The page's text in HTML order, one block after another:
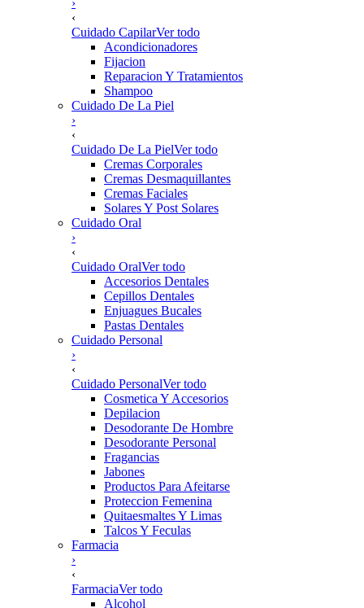
›
‹
Cuidado CapilarVer todo
Acondicionadores
Fijacion
Reparacion Y Tratamientos
Shampoo
Cuidado De La Piel
›
‹
Cuidado De La PielVer todo
Cremas Corporales
Cremas Desmaquillantes
Cremas Faciales
Solares Y Post Solares
Cuidado Oral
›
‹
Cuidado OralVer todo
Accesorios Dentales
Cepillos Dentales
Enjuagues Bucales
Pastas Dentales
Cuidado Personal
›
‹
Cuidado PersonalVer todo
Cosmetica Y Accesorios
Depilacion
Desodorante De Hombre
Desodorante Personal
Fragancias
Jabones
Productos Para Afeitarse
Proteccion Femenina
Quitaesmaltes Y Limas
Talcos Y Feculas
Farmacia
›
‹
FarmaciaVer todo
Alcohol